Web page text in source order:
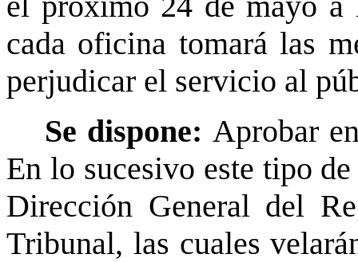
cada oficina tomará las
perjudicar el servicio al
Se dispone:Aprobar
En lo sucesivo este tipo
Dirección General del
Tribunal, las cuales